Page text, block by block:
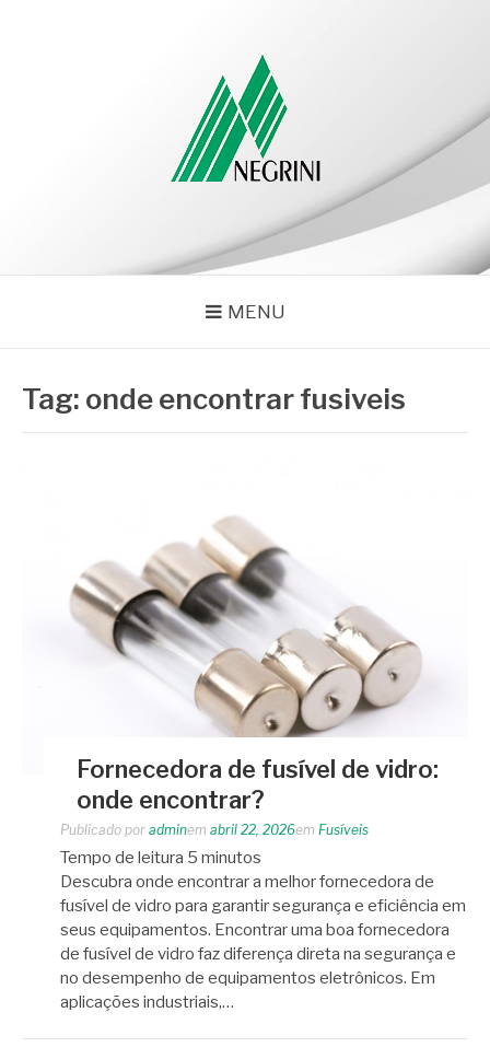
MENU
Tag: onde encontrar fusiveis
Fornecedora de fusível de vidro:
onde encontrar?
Publicado por adminem abril 22, 2026em Fusíveis
Tempo de leitura 5 minutos
Descubra onde encontrar a melhor fornecedora de
fusível de vidro para garantir segurança e eficiência em
seus equipamentos. Encontrar uma boa fornecedora
de fusível de vidro faz diferença direta na segurança e
no desempenho de equipamentos eletrônicos. Em
aplicações industriais,…